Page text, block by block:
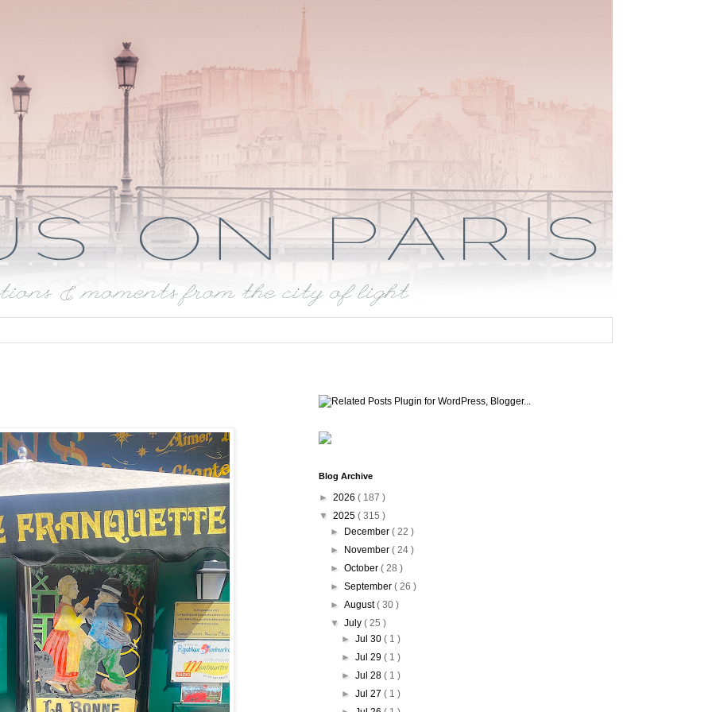
Blog Archive
► 2026 ( 187 )
▼ 2025 ( 315 )
►
December ( 22 )
►
November ( 24 )
► October ( 28 )
► September ( 26 )
► August( 30 )
▼ July ( 25 )
►Jul 30( 1 )
►Jul 29( 1 )
►Jul 28( 1 )
►Jul 27( 1 )